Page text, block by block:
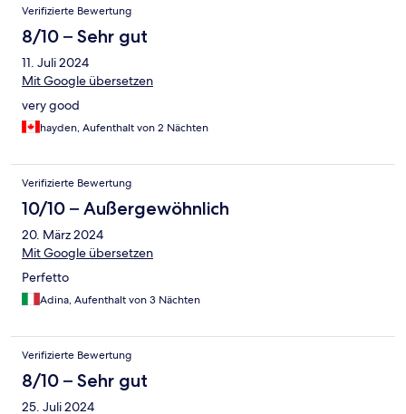
Verifizierte Bewertung
8/10 – Sehr gut
11. Juli 2024
Mit Google übersetzen
very good
hayden, Aufenthalt von 2 Nächten
Verifizierte Bewertung
10/10 – Außergewöhnlich
20. März 2024
Mit Google übersetzen
Perfetto
Adina, Aufenthalt von 3 Nächten
Verifizierte Bewertung
8/10 – Sehr gut
25. Juli 2024